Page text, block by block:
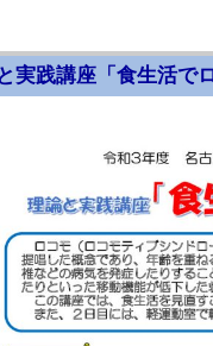
実践講座「食生活で